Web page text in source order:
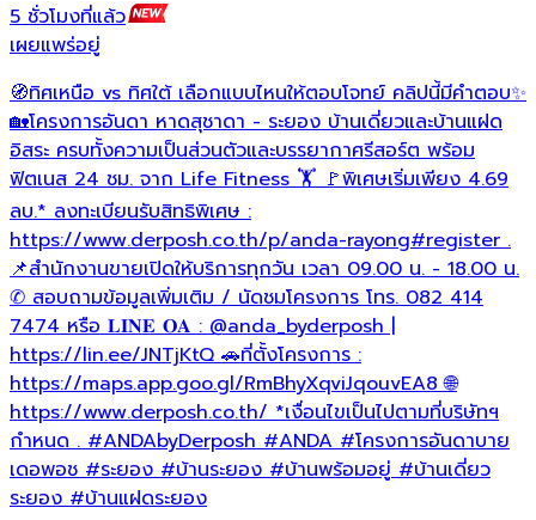
5 ชั่วโมงที่แล้ว
เผยแพร่อยู่
🧭ทิศเหนือ vs ทิศใต้ เลือกแบบไหนให้ตอบโจทย์ คลิปนี้มีคำตอบ✨
🏡โครงการอันดา หาดสุชาดา - ระยอง บ้านเดี่ยวและบ้านแฝด
อิสระ ครบทั้งความเป็นส่วนตัวและบรรยากาศรีสอร์ต พร้อม
ฟิตเนส 24 ชม. จาก Life Fitness 🏋 🚩พิเศษเริ่มเพียง 4.69
ลบ.* ลงทะเบียนรับสิทธิพิเศษ :
https://www.derposh.co.th/p/anda-rayong#register.
📌สำนักงานขายเปิดให้บริการทุกวัน เวลา 09.00 น. - 18.00 น.
✆ สอบถามข้อมูลเพิ่มเติม / นัดชมโครงการ โทร. 082 414
7474 หรือ 𝐋𝐈𝐍𝐄 𝐎𝐀 : @anda_byderposh |
https://lin.ee/JNTjKtQ 🚗ที่ตั้งโครงการ :
https://maps.app.goo.gl/RmBhyXqviJqouvEA8 🌐
https://www.derposh.co.th/ *เงื่อนไขเป็นไปตามที่บริษัทฯ
กำหนด .#ANDAbyDerposh #ANDA #โครงการอันดาบาย
เดอพอช #ระยอง #บ้านระยอง #บ้านพร้อมอยู่ #บ้านเดี่ยว
ระยอง #บ้านแฝดระยอง